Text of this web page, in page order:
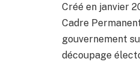
Créé en janvier
Cadre
gouvernement
découpage